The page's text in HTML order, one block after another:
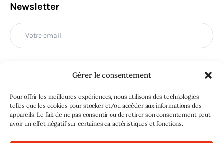
Gérer le consentement
Pour offrir les meilleures expériences, nous utilisons des technologies
telles que les cookies pour stocker et/ou accéder aux informations des
appareils. Le fait de ne pas consentir ou de retirer son consentement peut
avoir un effet négatif sur certaines caractéristiques et fonctions.
Newsletter
M'INSCRIRE